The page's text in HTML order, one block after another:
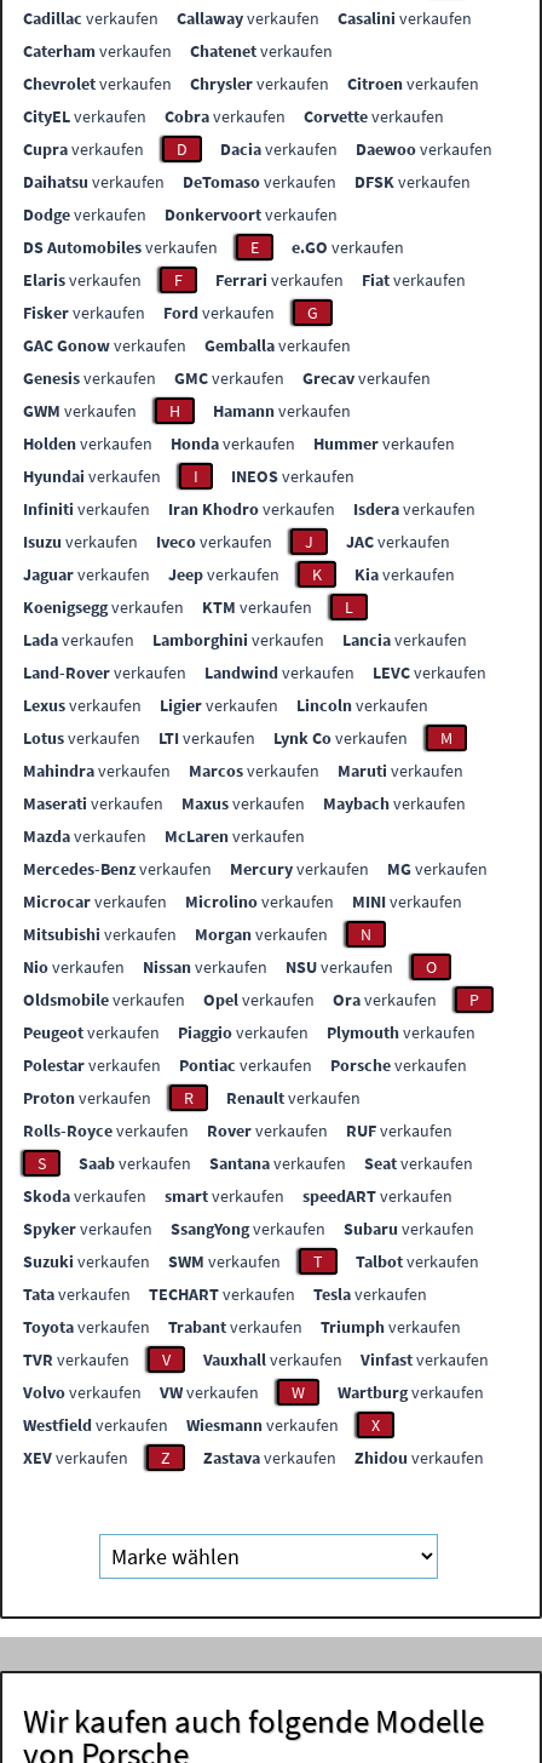
Cadillac verkaufen Callawayverkaufen Casalini verkaufen
Caterhamverkaufen Chatenetverkaufen
Chevroletverkaufen Chryslerverkaufen Citroenverkaufen
CityELverkaufen Cobraverkaufen Corvetteverkaufen
Cupraverkaufen D Daciaverkaufen Daewooverkaufen
Daihatsu verkaufen DeTomasoverkaufen DFSKverkaufen
Dodgeverkaufen Donkervoortverkaufen
DS Automobilesverkaufen E e.GO verkaufen
Elarisverkaufen F Ferrari verkaufen Fiatverkaufen
Fiskerverkaufen Fordverkaufen
G
GAC Gonowverkaufen Gemballaverkaufen
Genesisverkaufen GMCverkaufen Grecavverkaufen
GWM verkaufen H Hamannverkaufen
Holdenverkaufen Hondaverkaufen Hummerverkaufen
Hyundai verkaufen I INEOSverkaufen
Infiniti verkaufen Iran Khodroverkaufen Isderaverkaufen
Isuzu verkaufen Ivecoverkaufen J JACverkaufen
Jaguarverkaufen Jeepverkaufen K Kiaverkaufen
Koenigseggverkaufen KTM verkaufen
L
Ladaverkaufen Lamborghini verkaufen Lanciaverkaufen
Land-Roververkaufen Landwindverkaufen LEVCverkaufen
Lexusverkaufen Ligierverkaufen Lincolnverkaufen
Lotusverkaufen LTIverkaufen Lynk Coverkaufen
M
Mahindraverkaufen Marcosverkaufen Maruti verkaufen
Maserati verkaufen Maxusverkaufen Maybachverkaufen
Mazdaverkaufen McLarenverkaufen
Mercedes-Benzverkaufen Mercuryverkaufen MGverkaufen
Microcarverkaufen Microlinoverkaufen MINIverkaufen
Mitsubishi verkaufen Morganverkaufen
N
Nioverkaufen Nissanverkaufen NSUverkaufen
O
Oldsmobileverkaufen Opelverkaufen Oraverkaufen
P
Peugeotverkaufen Piaggioverkaufen Plymouthverkaufen
Polestarverkaufen Pontiac verkaufen Porscheverkaufen
Protonverkaufen R Renaultverkaufen
Rolls-Royceverkaufen Roververkaufen RUFverkaufen
S
Saabverkaufen Santanaverkaufen Seatverkaufen
Skodaverkaufen smartverkaufen speedARTverkaufen
Spykerverkaufen SsangYongverkaufen Subaru verkaufen
Suzuki verkaufen SWM verkaufen T Talbotverkaufen
Tataverkaufen TECHARTverkaufen Teslaverkaufen
Toyotaverkaufen Trabantverkaufen Triumphverkaufen
TVR verkaufen V Vauxhallverkaufen Vinfastverkaufen
Volvoverkaufen VWverkaufen W Wartburgverkaufen
Westfieldverkaufen Wiesmannverkaufen
X
XEVverkaufen Z Zastavaverkaufen Zhidou verkaufen
Wir kaufen auch folgende Modelle
von Porsche